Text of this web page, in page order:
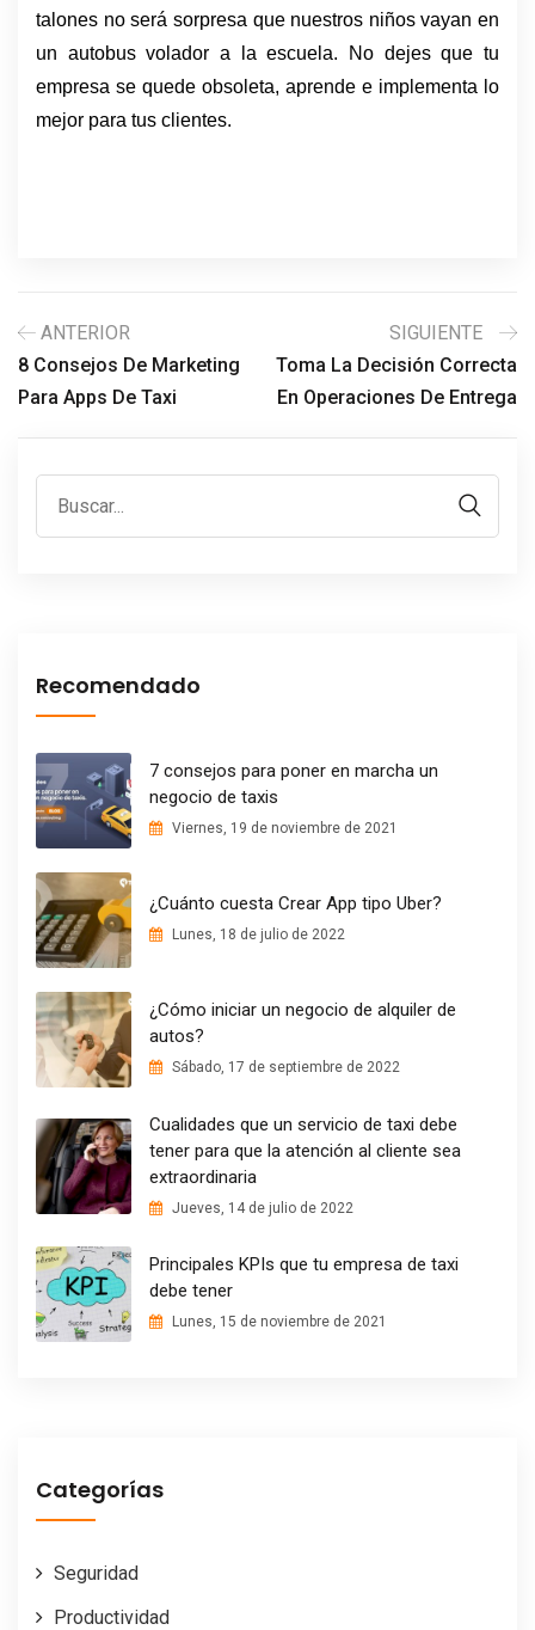
talones no será sorpresa que nuestros niños vayan en
un autobus volador a la escuela. No dejes que tu
empresa se quede obsoleta, aprende e implementa lo
mejor para tus clientes.
ANTERIOR
8 Consejos De Marketing
Para Apps De Taxi
SIGUIENTE
Toma La Decisión Correcta
En Operaciones De Entrega
Recomendado
7 consejos para poner en marcha un
negocio de taxis
Viernes, 19 de noviembre de 2021
¿Cuánto cuesta Crear App tipo Uber?
Lunes, 18 de julio de 2022
¿Cómo iniciar un negocio de alquiler de
autos?
Sábado, 17 de septiembre de 2022
Cualidades que un servicio de taxi debe
tener para que la atención al cliente sea
extraordinaria
Jueves, 14 de julio de 2022
Principales KPIs que tu empresa de taxi
debe tener
Lunes, 15 de noviembre de 2021
Categorías
Seguridad
Productividad